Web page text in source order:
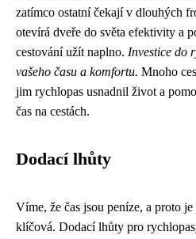
zatímco ostatní čekají v dlouhých
otevírá dveře do světa efektivity a
cestování užít naplno. Investice do
vašeho času a komfortu. Mnoho
jim rychlopas usnadnil život a
čas na cestách.
Dodací lhůty
Víme, že čas jsou peníze, a proto
klíčová. Dodací lhůty pro